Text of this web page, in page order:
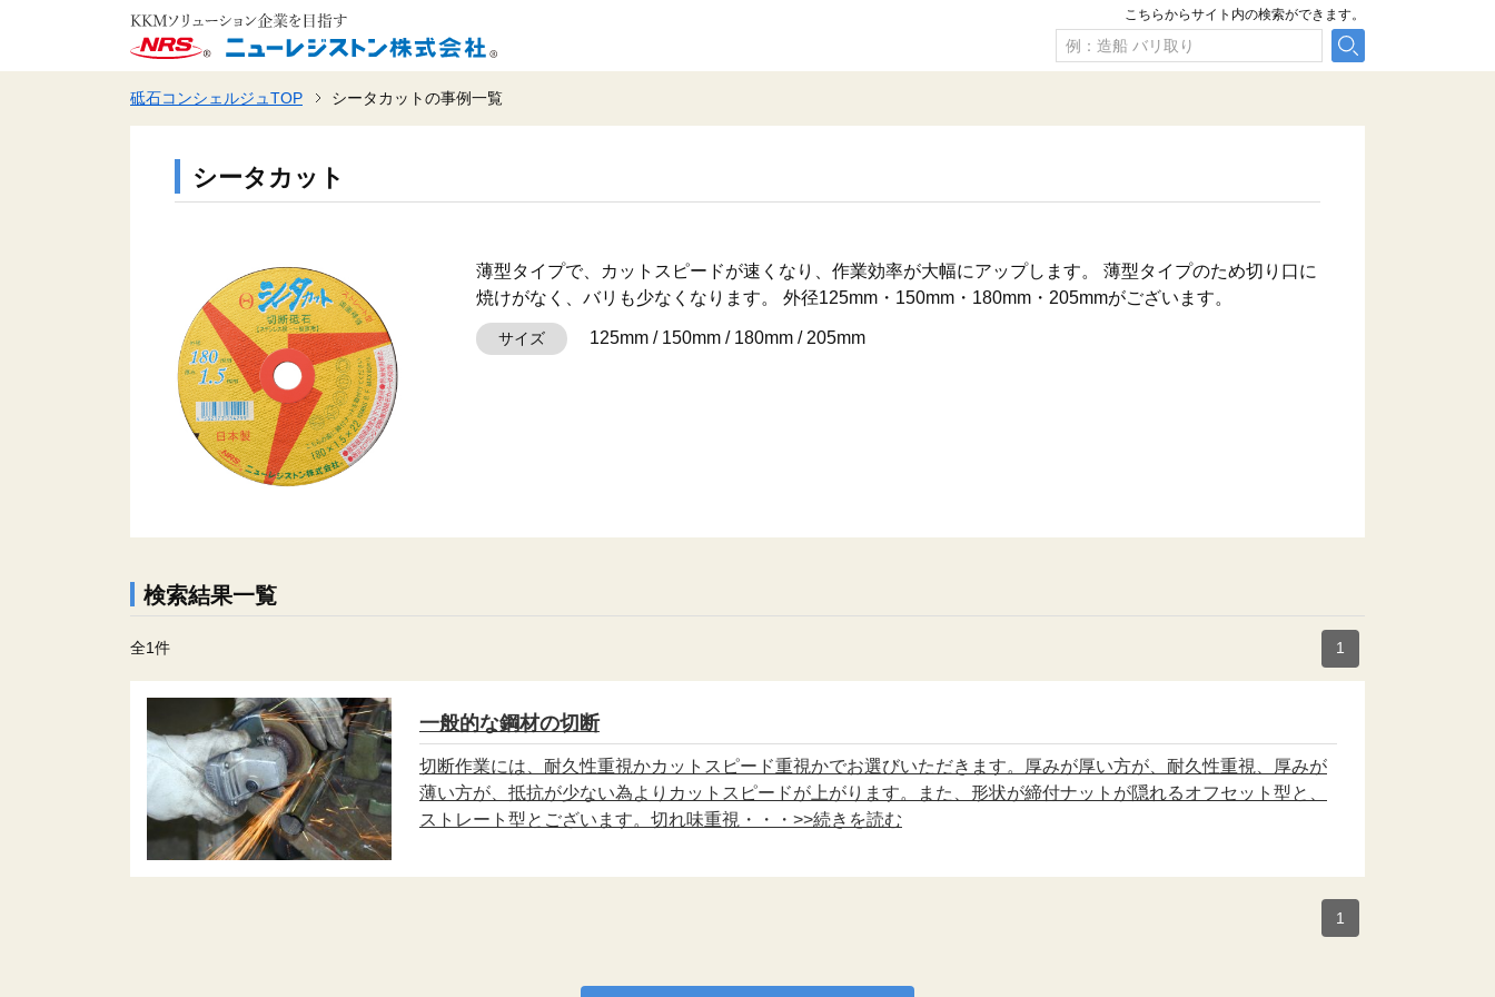
こちらからサイト内の検索ができます。
砥石コンシェルジュTOP シータカットの事例一覧
シータカット
薄型タイプで、カットスピードが速くなり、作業効率が大幅にアップします。 薄型タイプのため切り口に
焼けがなく、バリも少なくなります。 外径125mm・150mm・180mm・205mmがございます。
サイズ 125mm / 150mm / 180mm / 205mm
検索結果一覧
全1件 1
一般的な鋼材の切断
切断作業には、耐久性重視かカットスピード重視かでお選びいただきます。厚みが厚い方が、耐久性重視、厚みが
薄い方が、抵抗が少ない為よりカットスピードが上がります。また、形状が締付ナットが隠れるオフセット型と、
ストレート型とございます。切れ味重視・・・>>続きを読む
1